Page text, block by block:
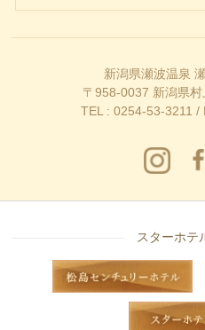
新潟県瀬波温泉
〒958-0037 新潟県
TEL : 0254-53-3211 /
スターホテ